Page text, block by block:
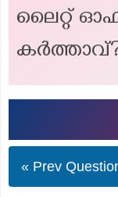
ലൈറ്റ്
« Prev